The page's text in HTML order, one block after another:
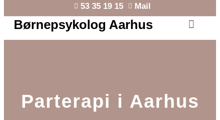
53 35 19 15 Mail
Børnepsykolog Aarhus
Parterapi i Aarhus